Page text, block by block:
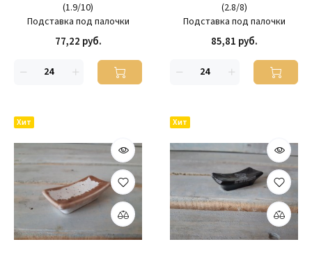
(1.9/10)
Подставка под палочки
77,22 руб.
(2.8/8)
Подставка под палочки
85,81 руб.
Хит Хит